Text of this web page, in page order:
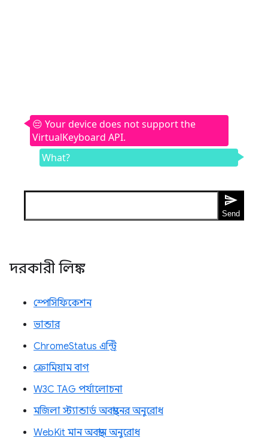
দরকারী লিঙ্ক
স্পেসিফিকেশন
ভান্ডার
ChromeStatus এন্ট্রি
ক্রোমিয়াম বাগ
W3C TAG পর্যালোচনা
মজিলা স্ট্যান্ডার্ড অবস্থানের অনুরোধ
WebKit মান অবস্থান অনুরোধ